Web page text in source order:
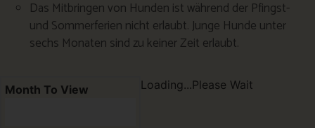
Das Mitbringen von Hunden ist während der Pfingst-
und Sommerferien nicht erlaubt. Junge Hunde unter
sechs Monaten sind zu keiner Zeit erlaubt.
Month To View Loading...Please Wait